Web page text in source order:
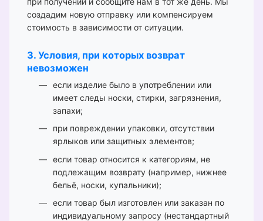
создадим новую отправку или компенсируем
стоимость в зависимости от ситуации.
3. Условия, при которых возврат
невозможен
если изделие было в употреблении или
имеет следы носки, стирки, загрязнения,
запахи;
при повреждении упаковки, отсутствии
ярлыков или защитных элементов;
если товар относится к категориям, не
подлежащим возврату (например, нижнее
бельё, носки, купальники);
если товар был изготовлен или заказан по
индивидуальному запросу (нестандартный